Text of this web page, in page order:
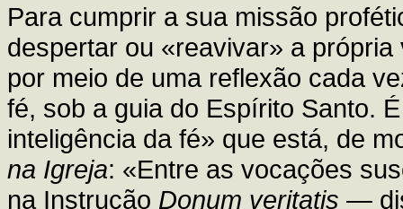
Para cumprir a sua missão
despertar ou «reavivar» a
por meio de uma reflexão cada
fé, sob a guia do Espírito Santo.
inteligência da fé» que está, de
na Igreja: «Entre as vocações
na Instrução Donum veritatis —